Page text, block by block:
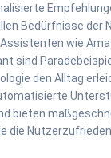
Bedürfnisse der
wie
sind
den Alltag
bieten
die